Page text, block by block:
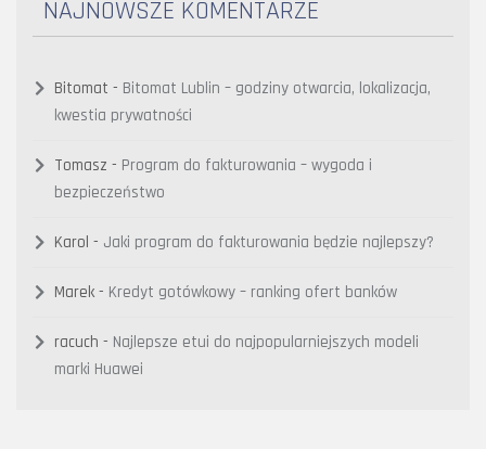
NAJNOWSZE KOMENTARZE
Bitomat - Bitomat Lublin – godziny otwarcia, lokalizacja,
kwestia prywatności
Tomasz - Program do fakturowania – wygoda i
bezpieczeństwo
Karol - Jaki program do fakturowania będzie najlepszy?
Marek - Kredyt gotówkowy – ranking ofert banków
racuch - Najlepsze etui do najpopularniejszych modeli
marki Huawei